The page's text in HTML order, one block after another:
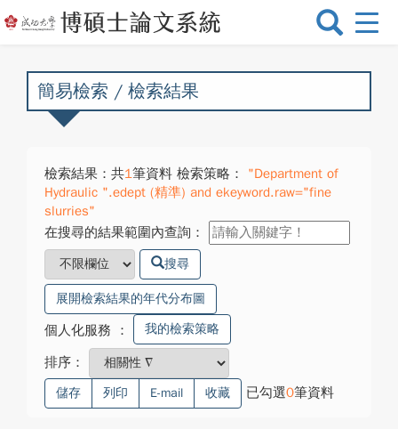
選
換
簡易檢索 / 檢索結果
檢索結果：共1筆資料 檢索策略：
"Department of
Hydraulic ".edept (精準) and ekeyword.raw="fine
slurries"
在搜尋的結果範圍內查詢：
搜尋
展開檢索結果的年代分布圖
個人化服務 ： 我的檢索策略
排序：
儲存 列印 E-mail 收藏 已勾選0筆資料